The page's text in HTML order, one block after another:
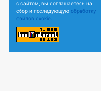
с сайтом, вы соглашаетесь на
сбор и последующую обработку
файлов cookie.